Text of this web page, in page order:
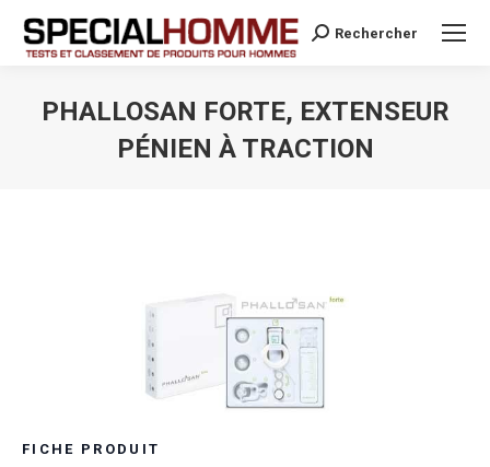
Search:Rechercher
PHALLOSAN FORTE, EXTENSEUR
PÉNIEN À TRACTION
FICHE PRODUIT